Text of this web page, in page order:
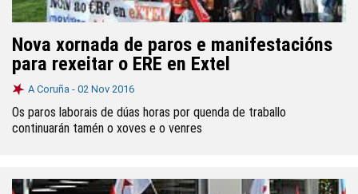
Nova xornada de paros e manifestacións
para rexeitar o ERE en Extel
A Coruña - 02 Nov 2016
Os paros laborais de dúas horas por quenda de traballo
continuarán tamén o xoves e o venres